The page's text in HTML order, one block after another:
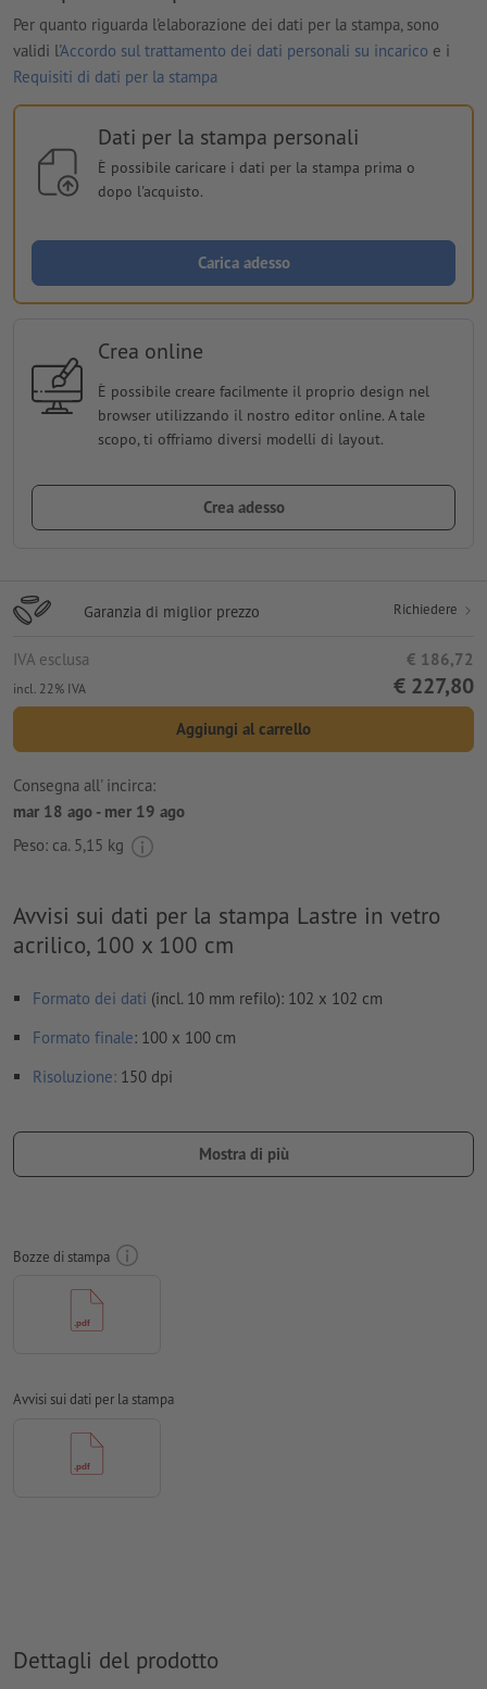
Per quanto riguarda l'elaborazione dei dati per la stampa, sono
validi l'Accordo sul trattamento dei dati personali su incarico e i
Requisiti di dati per la stampa
Dati per la stampa personali
È possibile caricare i dati per la stampa prima o
dopo l'acquisto.
Carica adesso
Crea online
È possibile creare facilmente il proprio design nel
browser utilizzando il nostro editor online. A tale
scopo, ti offriamo diversi modelli di layout.
Crea adesso
Garanzia di miglior prezzo Richiedere
IVA esclusa € 186,72
incl. 22% IVA € 227,80
Aggiungi al carrello
Consegna all' incirca:
mar 18 ago - mer 19 ago
Peso: ca. 5,15 kg
Avvisi sui dati per la stampa Lastre in vetro
acrilico, 100 x 100 cm
Formato dei dati (incl. 10 mm refilo): 102 x 102 cm
Formato finale: 100 x 100 cm
Risoluzione: 150 dpi
Modalità colori:
Non correggiamo
I contenuti dei
Mostra di più
Bozze di stampa
Avvisi sui dati per la stampa
Dettagli del prodotto